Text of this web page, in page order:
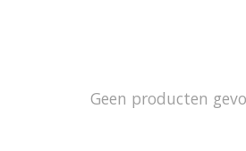
Geen producten